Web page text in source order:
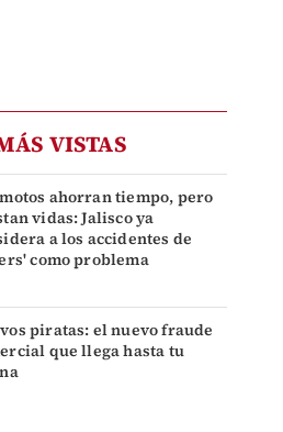
VISTAS
ahorran tiempo, pero
vidas: Jalisco ya
a los accidentes de
como problema
piratas: el nuevo fraude
que llega hasta tu